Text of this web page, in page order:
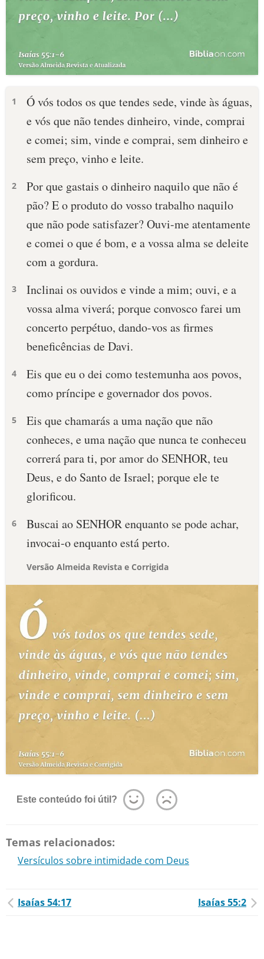
1
Ó vós todos os que tendes sede, vinde às águas,
e vós que não tendes dinheiro, vinde, comprai
e comei; sim, vinde e comprai, sem dinheiro e
sem preço, vinho e leite.
2
Por que gastais o dinheiro naquilo que não é
pão? E o produto do vosso trabalho naquilo
que não pode satisfazer? Ouvi-me atentamente
e comei o que é bom, e a vossa alma se deleite
com a gordura.
3
Inclinai os ouvidos e vinde a mim; ouvi, e a
vossa alma viverá; porque convosco farei um
concerto perpétuo, dando-vos as firmes
beneficências de Davi.
4
Eis que eu o dei como testemunha aos povos,
como príncipe e governador dos povos.
5
Eis que chamarás a uma nação que não
conheces, e uma nação que nunca te conheceu
correrá para ti, por amor do SENHOR, teu
Deus, e do Santo de Israel; porque ele te
glorificou.
6
Buscai ao SENHOR enquanto se pode achar,
invocai-o enquanto está perto.
Versão Almeida Revista e Corrigida
Este conteúdo foi útil?
Temas relacionados:
Versículos sobre intimidade com Deus
Isaías 54:17 Isaías 55:2